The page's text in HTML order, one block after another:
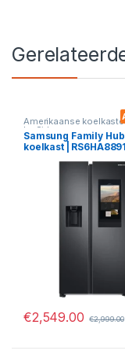
Amerikaanse
by Sides
Samsung Family Hub
koelkast |
€2,549.00 €2,999.00